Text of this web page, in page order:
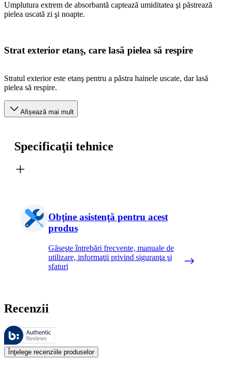
Umplutura extrem de absorbantă captează umiditatea şi păstrează
pielea uscată zi şi noapte.
Strat exterior etanş, care lasă pielea să respire
Stratul exterior este etanş pentru a păstra hainele uscate, dar lasă
pielea să respire.
Afișează mai mult
Specificaţii tehnice
Obţine asistenţă pentru acest
produs
Găseşte întrebări frecvente, manuale de
utilizare, informaţii privind siguranţa şi
sfaturi
Recenzii
Aceste recenzii sunt gestionate de Bazaarvoice şi respectă Politica
Opiniile clienţilor oferite sub formă de evaluări ale produselor şi
Înţelege recenziile produselor